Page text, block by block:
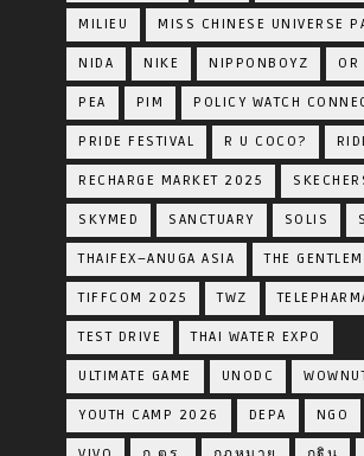
MILIEU MISS CHINESE UNIVERSE
NIDA NIKE NIPPONBOYZ OR
PEA PIM POLICY WATCH
PRIDE FESTIVAL R U COCO?
RECHARGE MARKET 2025
SKYMED SANCTUARY SOLIS
THAIFEX–ANUGA ASIA THE
TIFFCOM 2025 TWZ
TEST DRIVE THAI WATER EXPO
ULTIMATE GAME UNODC
YOUTH CAMP 2026 DEPA NGO